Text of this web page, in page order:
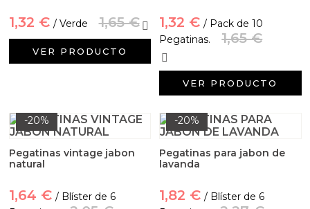
1,32 € / Verde 1,65 €
VER PRODUCTO
1,32 € / Pack de 10
Pegatinas.
1,65 €
VER PRODUCTO
-20%
Pegatinas vintage jabon
natural
1,64 € / Blíster de 6
-20%
Pegatinas para jabon de
lavanda
1,82 € / Blíster de 6